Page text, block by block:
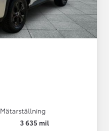
Mätarställning
3 635 mil